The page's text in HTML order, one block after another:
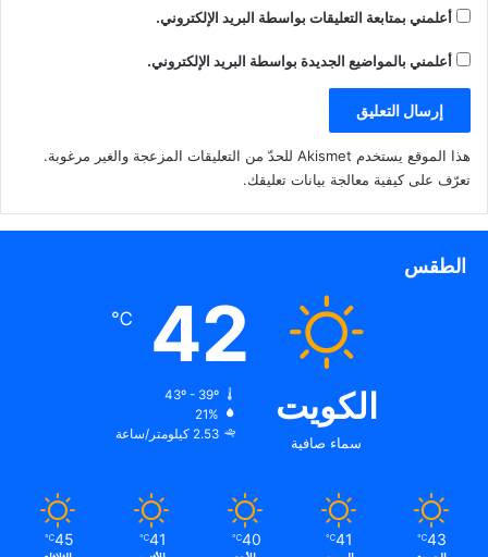
أعلمني بمتابعة التعليقات بواسطة البريد الإلكتروني.
أعلمني بالمواضيع الجديدة بواسطة البريد الإلكتروني.
هذا الموقع يستخدم Akismet للحدّ من التعليقات المزعجة والغير مرغوبة.
تعرّف على كيفية معالجة بيانات تعليقك.
الطقس
الكويت
سماء صافية
42
℃
43º - 39º
21%
2.53 كيلومتر/ساعة
43
℃
41
℃
40
℃
41
℃
45
℃